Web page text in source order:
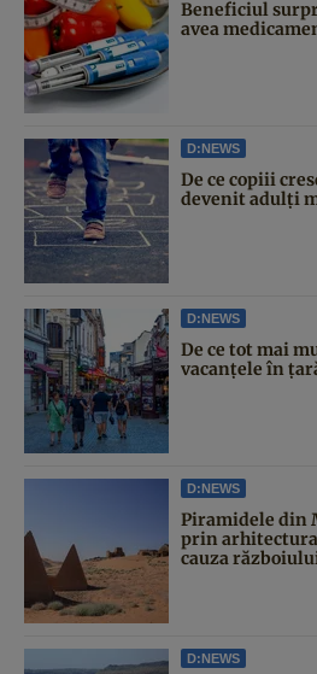
Beneficiul
avea
D:NEWS
De ce copiii
devenit adulți
D:NEWS
De ce tot mai
vacanțele în
D:NEWS
Piramidele din
prin
cauza
D:NEWS